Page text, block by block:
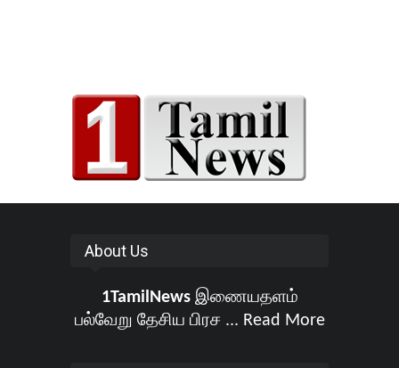
About Us
1TamilNewsஇணையதளம்
பல்வேறு தேசிய பிரச ... Read More